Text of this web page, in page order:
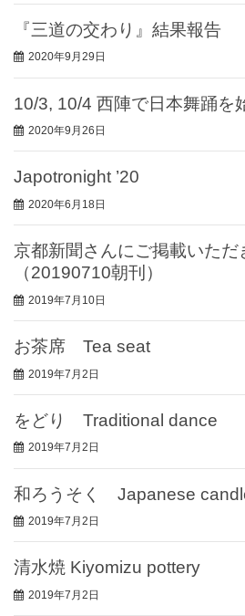
『三道の交わり』結果報告
2020年9月29日
10/3, 10/4 西陣で日本舞踊を
2020年9月26日
Japotronight ’20
2020年6月18日
京都新聞さんにご掲載いただ
（20190710朝刊）
2019年7月10日
お茶席 Tea seat
2019年7月2日
をどり Traditional dance
2019年7月2日
和ろうそく Japanese
2019年7月2日
清水焼 Kiyomizu pottery
2019年7月2日